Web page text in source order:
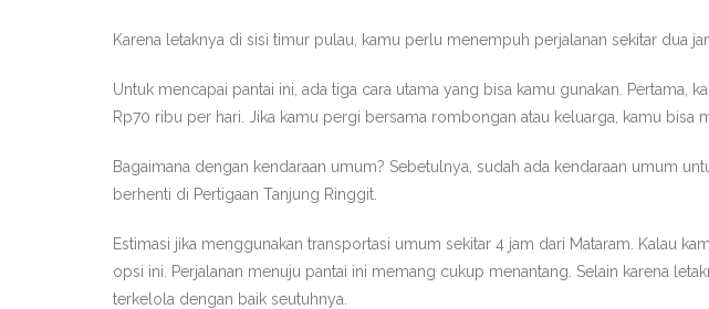
Karena letaknya di sisi timur pulau, kamu perlu menempuh perjalanan sekitar dua
Untuk mencapai pantai ini, ada tiga cara utama yang bisa kamu gunakan.
Rp70 ribu per hari. Jika kamu pergi bersama rombongan atau keluarga, kamu
Bagaimana dengan kendaraan umum? Sebetulnya, sudah ada kendaraan umum
berhenti di Pertigaan Tanjung Ringgit.
Estimasi jika menggunakan transportasi umum sekitar 4 jam dari Mataram. Kalau
opsi ini. Perjalanan menuju pantai ini memang cukup menantang. Selain karena
terkelola dengan baik seutuhnya.